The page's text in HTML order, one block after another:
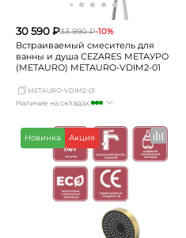
30 590 ₽33 990 ₽-10%
Встраиваемый смеситель для
ванны и душа CEZARES МЕТАУРО
(METAURO) METAURO-VDIM2-01
METAURO-VDIM2-01
Наличие на складах:
мало
Краснодар
мало
Новосибирск
Екатеринбург
Нет в наличии
мало
Новинка Акция